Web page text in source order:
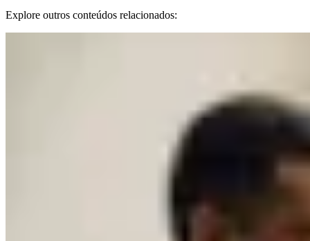
Explore outros conteúdos relacionados: